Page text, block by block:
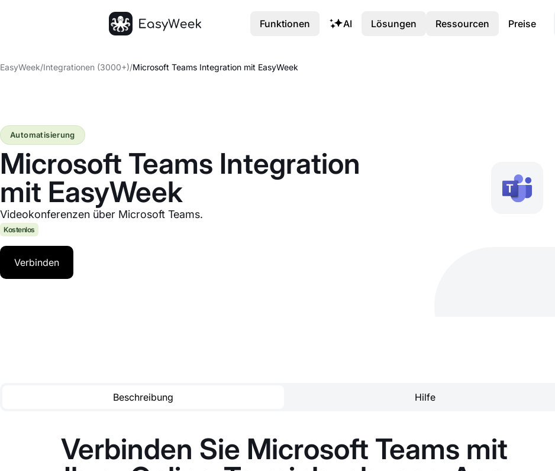
EasyWeek/Integrationen (3000+)/Microsoft Teams Integration mit EasyWeek
Microsoft Teams Integration
mit EasyWeek
Videokonferenzen über Microsoft Teams.
Automatisierung
Kostenlos
Verbinden
Beschreibung Hilfe
Verbinden Sie Microsoft Teams mit
Funktionen AI Lösungen Ressourcen Preise